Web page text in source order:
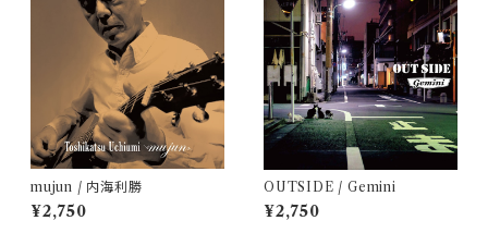
mujun / 内海利勝
¥2,750
OUTSIDE / Gemini
¥2,750